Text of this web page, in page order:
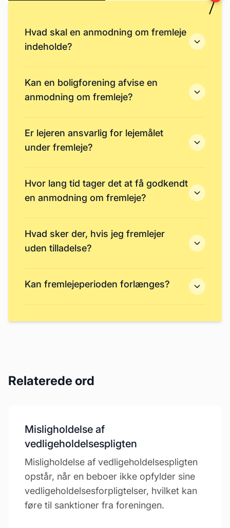
Hvad skal en anmodning om fremleje
indeholde?
Kan en boligforening afvise en
anmodning om fremleje?
Er lejeren ansvarlig for lejemålet
under fremleje?
Hvor lang tid tager det at få godkendt
en anmodning om fremleje?
Hvad sker der, hvis jeg fremlejer
uden tilladelse?
Kan fremlejeperioden forlænges?
Relaterede ord
Misligholdelse af
vedligeholdelsespligten
Misligholdelse af vedligeholdelsespligten
opstår, når en beboer ikke opfylder sine
vedligeholdelsesforpligtelser, hvilket kan
føre til sanktioner fra foreningen.